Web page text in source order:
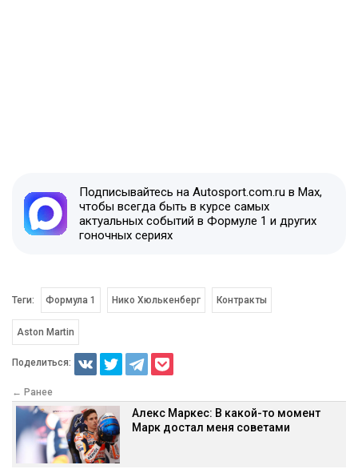
Подписывайтесь на Autosport.com.ru в Max,
чтобы всегда быть в курсе самых
актуальных событий в Формуле 1 и других
гоночных сериях
Теги: Формула 1 Нико Хюлькенберг Контракты
Aston Martin
Поделиться:
← Ранее
Алекс Маркес: В какой-то момент
Марк достал меня советами